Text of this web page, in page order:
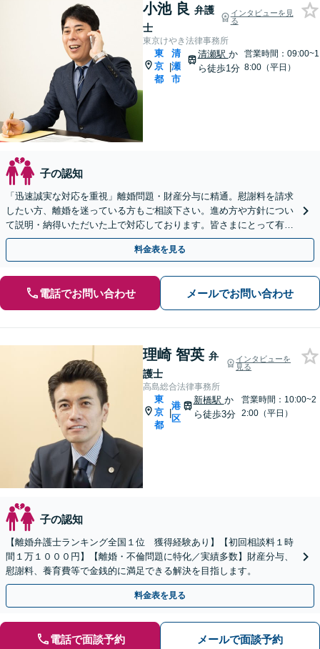
小池 良 弁護
士
インタビューを見
る
東京けやき法律事務所
東
京
都
|
清
瀬
市
清瀬駅 か
ら徒歩1分
営業時間：09:00~1
8:00（平日）
子の認知
「迅速誠実な対応を重視」離婚問題・財産分与に精通。慰謝料を請求
したい方、離婚を迷っている方もご相談下さい。進め方や方針につい
て説明・納得いただいた上で対応しております。皆さまにとって有利
な解決へ向け尽力【夜間・休日相談可｜WEB面談可】
料金表を見る
電話でお問い合わせ メールでお問い合わせ
理崎 智英 弁
護士
インタビューを
見る
高島総合法律事務所
東
京
都
|
港
区
新橋駅 か
ら徒歩3分
営業時間：10:00~2
2:00（平日）
子の認知
【離婚弁護士ランキング全国１位 獲得経験あり】【初回相談料１時
間１万１０００円】【離婚・不倫問題に特化／実績多数】財産分与、
慰謝料、養育費等で金銭的に満足できる解決を目指します。
料金表を見る
電話で面談予約 メールで面談予約